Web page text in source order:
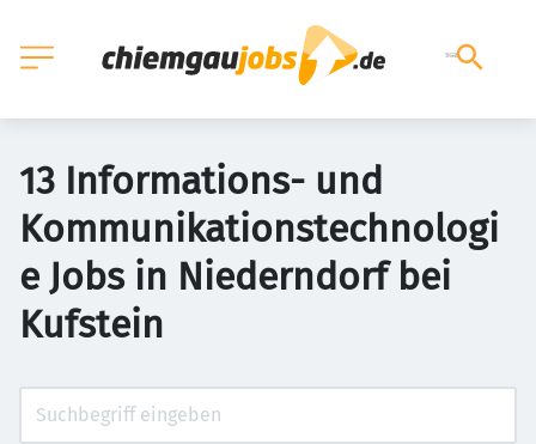
13 Informations- und
Kommunikationstechnologi
e Jobs in Niederndorf bei
Kufstein